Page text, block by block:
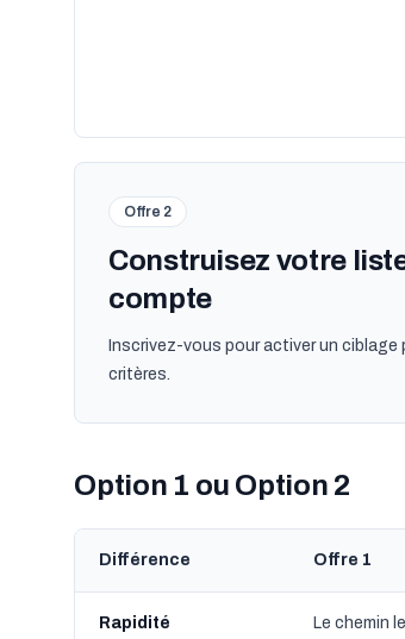
Offre 2
Construisez votre
compte
Inscrivez-vous pour activer un
critères.
Option 1 ou Option 2
Différence Offre 1
Rapidité Le chemin